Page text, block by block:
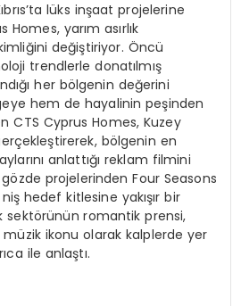
lüks inşaat projelerine
yarım asırlık
kimliğini değiştiriyor. Öncü
trendlerle donatılmış
her bölgenin değerini
hem de hayalinin peşinden
CTS Cyprus Homes, Kuzey
bölgenin en
anlattığı reklam filmini
projelerinden Four Seasons
niş hedef kitlesine yakışır bir
sektörünün romantik prensi,
ikonu olarak kalplerde yer
ile anlaştı.